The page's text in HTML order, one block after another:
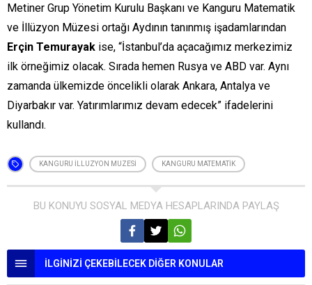
Metiner Grup Yönetim Kurulu Başkanı ve Kanguru Matematik
ve İllüzyon Müzesi ortağı Aydının tanınmış işadamlarından
Erçin Temurayak ise, “İstanbul’da açacağımız merkezimiz
ilk örneğimiz olacak. Sırada hemen Rusya ve ABD var. Aynı
zamanda ülkemizde öncelikli olarak Ankara, Antalya ve
Diyarbakır var. Yatırımlarımız devam edecek” ifadelerini
kullandı.
KANGURU ILLUZYON MUZESI KANGURU MATEMATIK
BU KONUYU SOSYAL MEDYA HESAPLARINDA PAYLAŞ
İLGİNİZİ ÇEKEBİLECEK DİĞER KONULAR